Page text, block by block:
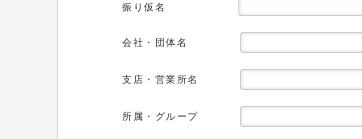
振り仮名
会社・団体名
支店・営業所名
所属・グループ